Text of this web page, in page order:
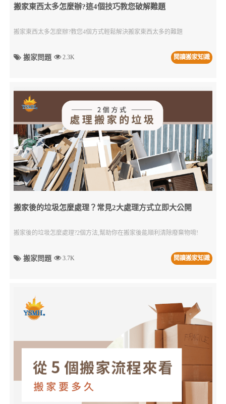
搬家東西太多怎麼辦?這4個技巧教您破解難題
搬家東西太多怎麼辦?教您4個方式輕鬆解決搬家東西太多的難題
搬家問題 2.3K 閱讀搬家知識
搬家後的垃圾怎麼處理？常見2大處理方式立即大公開
搬家後的垃圾怎麼處理?2個方法,幫助你在搬家後能順利清除廢棄物唷!
搬家問題 3.7K 閱讀搬家知識